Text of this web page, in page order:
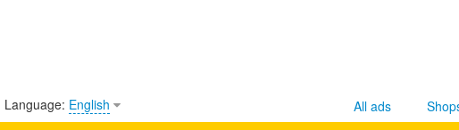
Language: English All ads